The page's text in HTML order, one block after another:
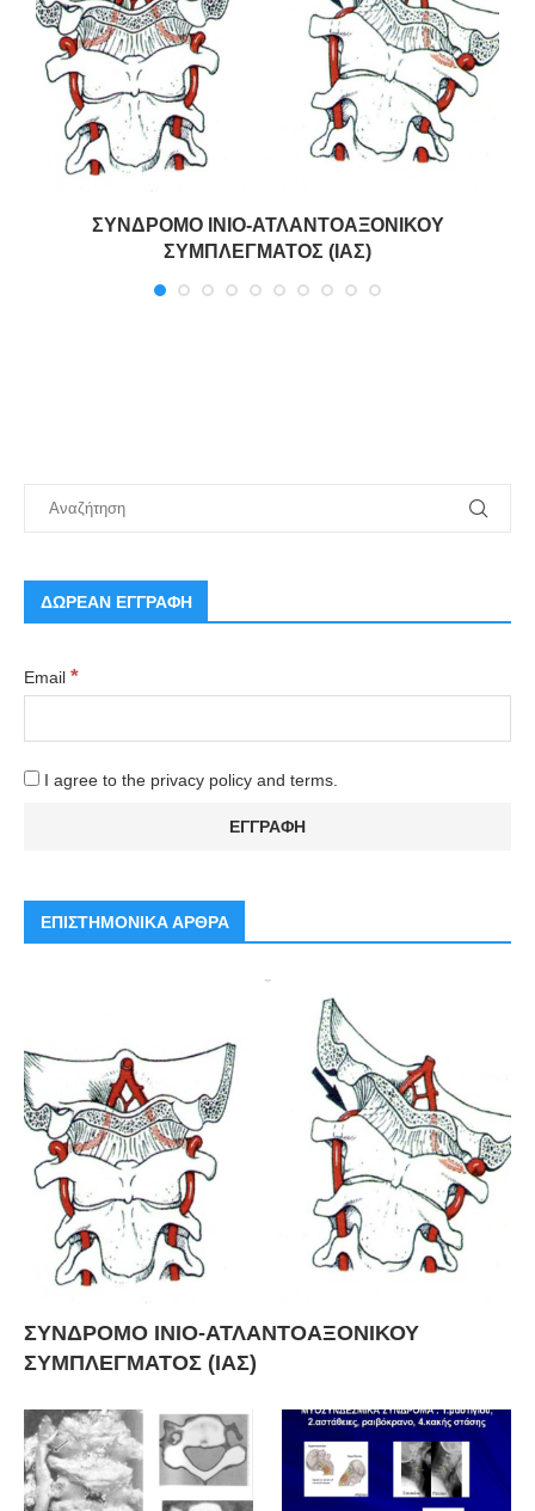
ΣΥΝΔΡΟΜΟ ΙΝΙΟ-ΑΤΛΑΝΤΟΑΞΟΝΙΚΟΥ
ΣΥΜΠΛΕΓΜΑΤΟΣ (ΙΑΣ)
ΔΩΡΕΑΝ ΕΓΓΡΑΦΗ
Email *
I agree to the privacy policy and terms.
ΕΠΙΣΤΗΜΟΝΙΚΑ ΑΡΘΡΑ
ΣΥΝΔΡΟΜΟ ΙΝΙΟ-ΑΤΛΑΝΤΟΑΞΟΝΙΚΟΥ
ΣΥΜΠΛΕΓΜΑΤΟΣ (ΙΑΣ)